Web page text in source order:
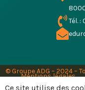
Tél. :
© Groupe ADG – 2024 –
Mentions légales
Ce site utilise des